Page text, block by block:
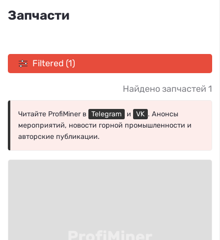
Запчасти
Filtered (1)
Найдено запчастей 1
Читайте ProfiMiner в Telegram и VK . Анонсы
мероприятий, новости горной промышленности и
авторские публикации.